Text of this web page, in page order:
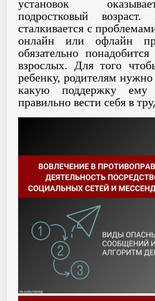
установок
подростковый
сталкивается с
онлайн или офлайн
обязательно
взрослых. Для того
ребенку, родителям нужно
какую поддержку
правильно вести себя в